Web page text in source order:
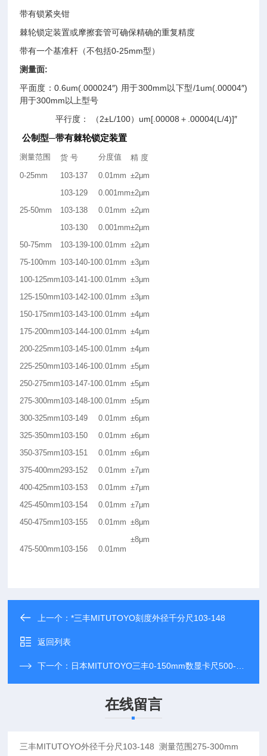
带有锁紧夹钳
棘轮锁定装置或摩擦套管可确保精确的重复精度
带有一个基准杆（不包括0-25mm型）
测量面:
平面度：0.6um(.000024″) 用于300mm以下型/1um(.00004″)
用于300mm以上型号
平行度： （2±L/100）um[.00008＋.00004(L/4)]″
公制型─带有棘轮锁定装置
测量范围 货 号 分度值 精 度
0-25mm
103-137 0.01mm ±2μm
103-129
0.001mm±2μm
25-50mm
103-138 0.01mm ±2μm
103-130
0.001mm±2μm
50-75mm
103-139-100.01mm ±2μm
75-100mm 103-140-100.01mm ±3μm
100-125mm103-141-100.01mm ±3μm
125-150mm103-142-100.01mm ±3μm
150-175mm103-143-100.01mm ±4μm
175-200mm103-144-100.01mm ±4μm
200-225mm103-145-100.01mm ±4μm
225-250mm103-146-100.01mm ±5μm
250-275mm103-147-100.01mm ±5μm
275-300mm103-148-100.01mm ±5μm
300-325mm103-149 0.01mm ±6μm
325-350mm103-150 0.01mm ±6μm
350-375mm103-151 0.01mm ±6μm
375-400mm293-152 0.01mm ±7μm
400-425mm103-153 0.01mm ±7μm
425-450mm103-154 0.01mm ±7μm
450-475mm103-155 0.01mm ±8μm
475-500mm103-156 0.01mm
±8μm
上一个：*三丰MITUTOYO刻度外径千分尺103-148
返回列表
下一个： 日本MITUTOYO三丰0-150mm数显卡尺500-155-20
在线留言